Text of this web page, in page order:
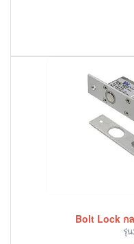
Bolt Lock ก
รุ่น: